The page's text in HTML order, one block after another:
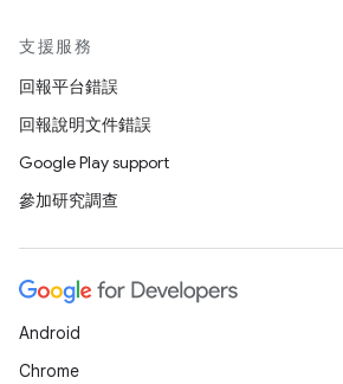
支援服務
回報平台錯誤
回報說明文件錯誤
Google Play support
參加研究調查
Android
Chrome